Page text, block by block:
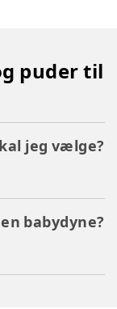
puder til
jeg vælge?
babydyne?